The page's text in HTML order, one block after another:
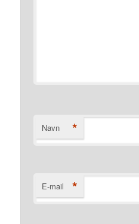
Navn *
E-mail *